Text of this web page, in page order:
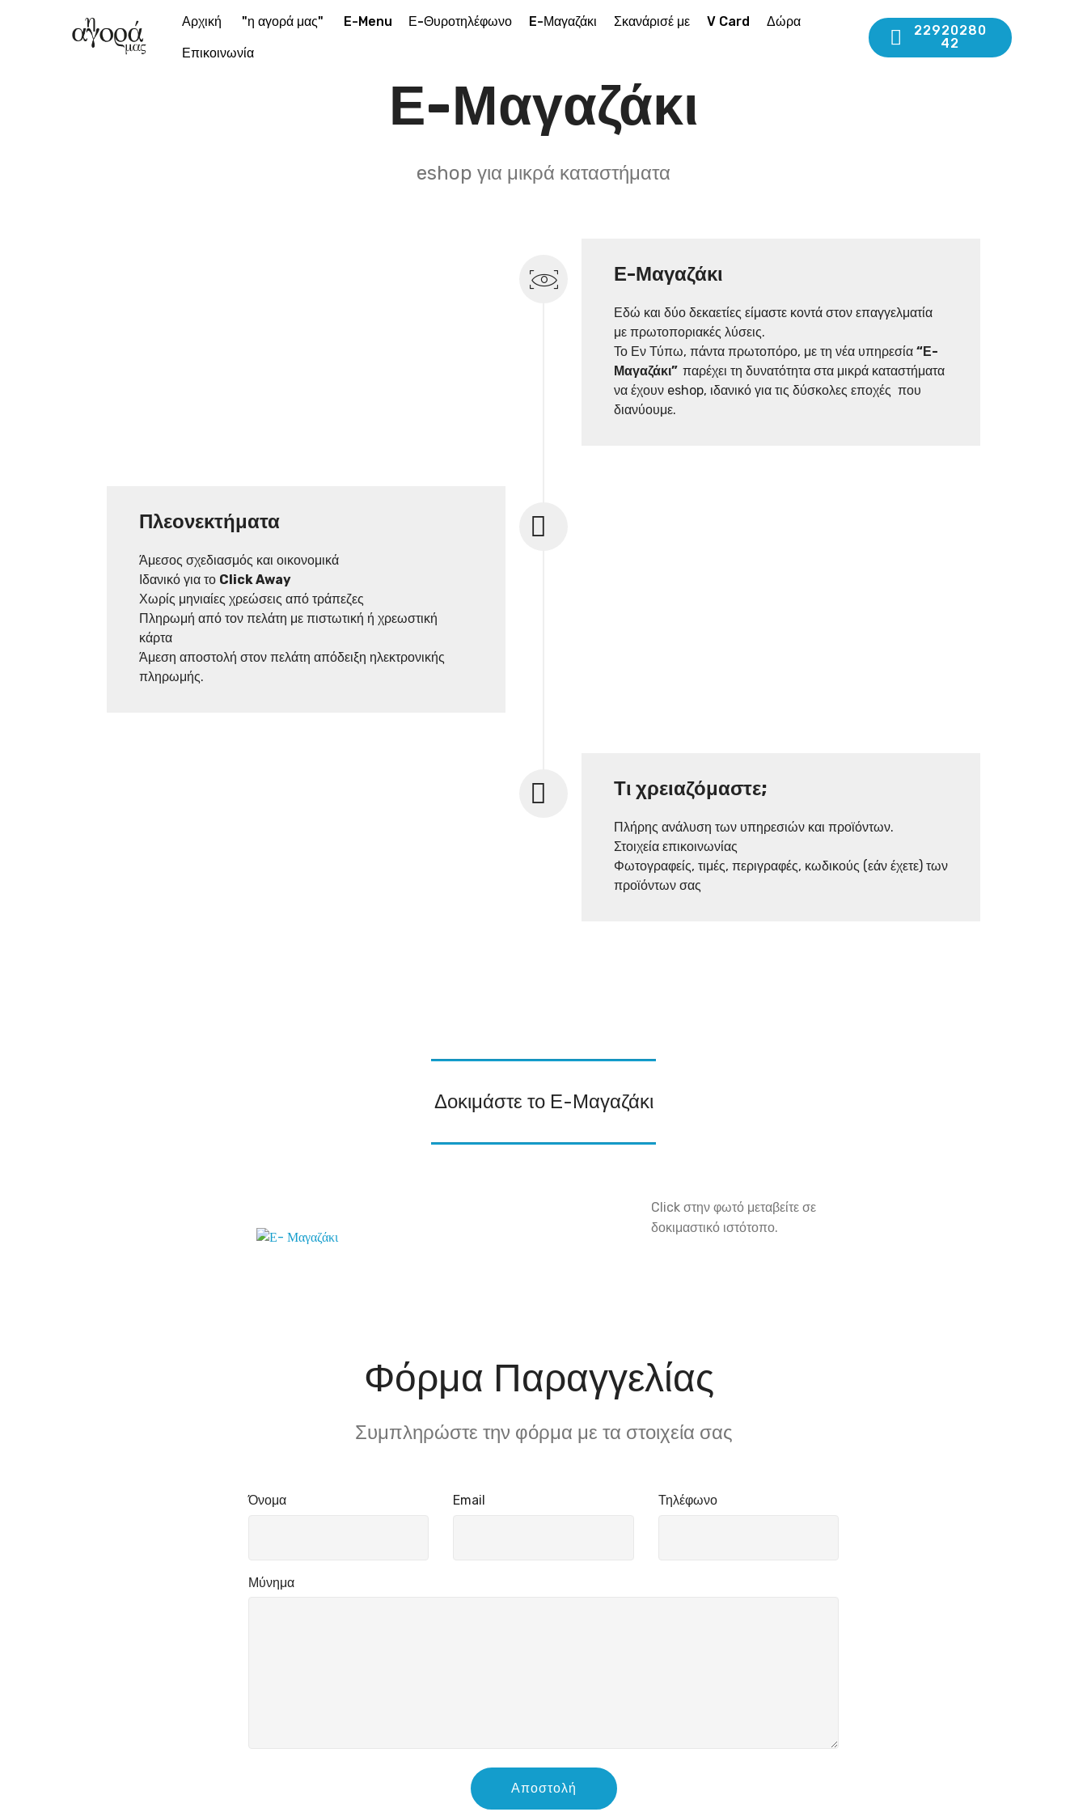
Αρχική "η αγορά μας" E-Menu Ε-Θυροτηλέφωνο E-Μαγαζάκι Σκανάρισέ με V Card Δώρα
Επικοινωνία
22920280
42
Ε-Μαγαζάκι
eshop για μικρά καταστήματα
Ε-Μαγαζάκι
Εδώ και δύο δεκαετίες είμαστε κοντά στον επαγγελματία
με πρωτοποριακές λύσεις.
Το Εν Τύπω, πάντα πρωτοπόρο, με τη νέα υπηρεσία “Ε-
Μαγαζάκι” παρέχει τη δυνατότητα στα μικρά καταστήματα
να έχουν eshop, ιδανικό για τις δύσκολες εποχές που
διανύουμε.
Πλεονεκτήματα
Άμεσος σχεδιασμός και οικονομικά
Ιδανικό για το Click Away
Χωρίς μηνιαίες χρεώσεις από τράπεζες
Πληρωμή από τον πελάτη με πιστωτική ή χρεωστική
κάρτα
Άμεση αποστολή στον πελάτη απόδειξη ηλεκτρονικής
πληρωμής.
Τι χρειαζόμαστε;
Πλήρης ανάλυση των υπηρεσιών και προϊόντων.
Στοιχεία επικοινωνίας
Φωτογραφείς, τιμές, περιγραφές, κωδικούς (εάν έχετε) των
προϊόντων σας
Δοκιμάστε το Ε-Μαγαζάκι
Click στην φωτό μεταβείτε σε
δοκιμαστικό ιστότοπο.
Φόρμα Παραγγελίας
Συμπληρώστε την φόρμα με τα στοιχεία σας
Όνομα Email Τηλέφωνο
Μύνημα
Αποστολή